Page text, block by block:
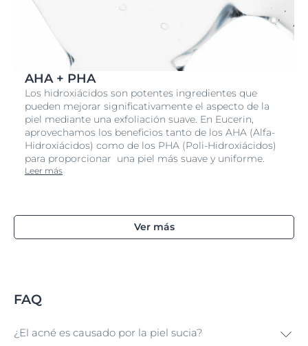
AHA + PHA
Los hidroxiácidos son potentes ingredientes que
pueden mejorar significativamente el aspecto de la
piel mediante una exfoliación suave. En Eucerin,
aprovechamos los beneficios tanto de los AHA (Alfa-
Hidroxiácidos) como de los PHA (Poli-Hidroxiácidos)
para proporcionar una piel más suave y uniforme.
Leer más
Ver más
FAQ
¿El acné es causado por la piel sucia?